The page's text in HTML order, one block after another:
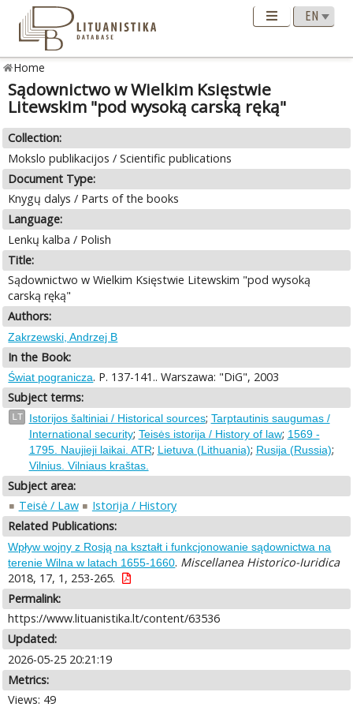
Home
Sądownictwo w Wielkim Księstwie
Litewskim "pod wysoką carską ręką"
Collection:
Mokslo publikacijos / Scientific publications
Document Type:
Knygų dalys / Parts of the books
Language:
Lenkų kalba / Polish
Title:
Sądownictwo w Wielkim Księstwie Litewskim "pod wysoką
carską ręką"
Authors:
Zakrzewski, Andrzej B
In the Book:
Świat pogranicza. P. 137-141.. Warszawa: "DiG", 2003
Subject terms:
LT Istorijos šaltiniai / Historical sources; Tarptautinis saugumas /
International security; Teisės istorija / History of law; 1569 -
1795. Naujieji laikai. ATR; Lietuva (Lithuania); Rusija (Russia);
Vilnius. Vilniaus kraštas.
Subject area:
Teisė / Law
Istorija / History
Related Publications:
Wpływ wojny z Rosją na kształt i funkcjonowanie sądownictwa na
terenie Wilna w latach 1655-1660. Miscellanea Historico-Iuridica
2018, 17, 1, 253-265.
Permalink:
https://www.lituanistika.lt/content/63536
Updated:
2026-05-25 20:21:19
Metrics:
Views: 49